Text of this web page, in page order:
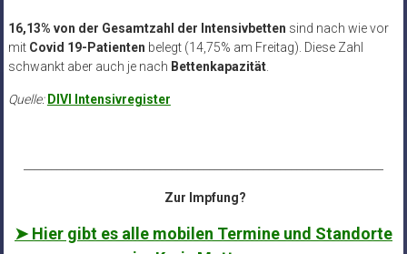
16,13% von der Gesamtzahl der Intensivbetten sind nach wie vor
mitCovid 19-Patienten belegt (14,75% am Freitag). Diese Zahl
schwankt aber auch je nach Bettenkapazität.
Quelle: DIVI Intensivregister
Zur Impfung?
➤ Hier gibt es alle mobilen Termine und Standorte